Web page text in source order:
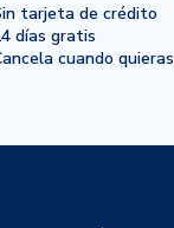
tarjeta de crédito
días gratis
cuando quieras